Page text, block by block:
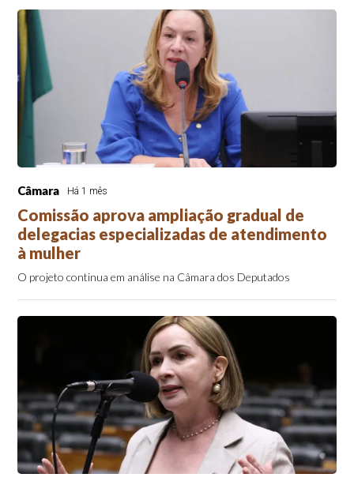
Câmara Há 1 mês
Comissão aprova ampliação gradual de
delegacias especializadas de atendimento
à mulher
O projeto continua em análise na Câmara dos Deputados